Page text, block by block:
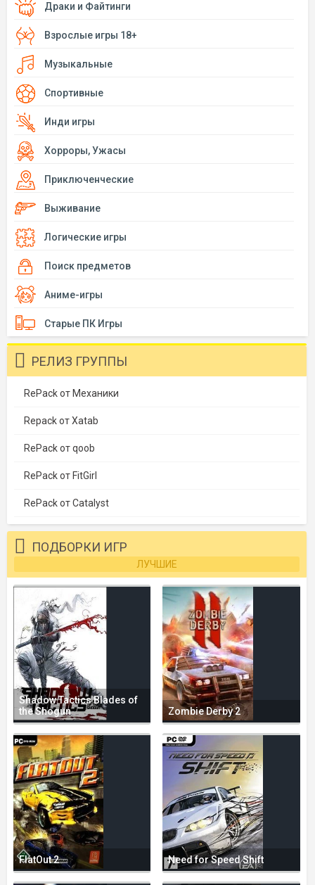
Драки и Файтинги
Взрослые игры 18+
Музыкальные
Спортивные
Инди игры
Хорроры, Ужасы
Приключенческие
Выживание
Логические игры
Поиск предметов
Аниме-игры
Старые ПК Игры
РЕЛИЗ ГРУППЫ
RePack от Механики
Repack от Xatab
RePack от qoob
RePack от FitGirl
RePack от Catalyst
ПОДБОРКИ ИГР
ЛУЧШИЕ
Shadow Tactics Blades of
the Shogun
Zombie Derby 2
FlatOut 2 Need for Speed Shift